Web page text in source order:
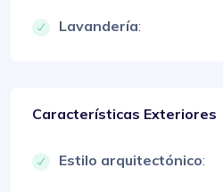
Lavandería:
Características Exteriores
Estilo arquitectónico: